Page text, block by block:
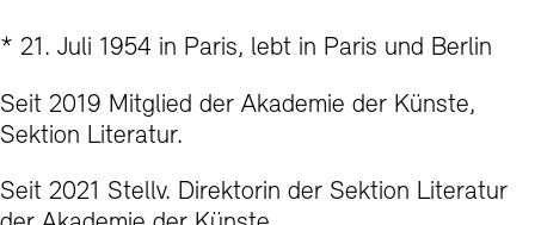
Kulturelle Vermittlung – KUNSTWELTEN
Studio für Elektroakustische Musik
SINN UND FORM
Gesellschaft der Freunde
Vermietung Stellenangebote Presse
Museen
* 21. Juli 1954 in Paris, lebt in Paris und Berlin
Seit 2019 Mitglied der Akademie der Künste,
Sektion Literatur.
Seit 2021 Stellv. Direktorin der Sektion Literatur